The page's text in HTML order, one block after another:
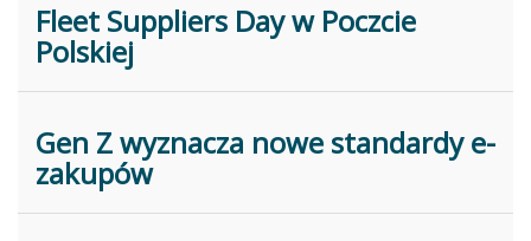
Fleet Suppliers Day w Poczcie
Polskiej
Gen Z wyznacza nowe standardy e-
zakupów